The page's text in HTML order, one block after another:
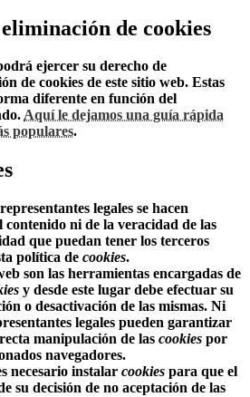
de cookies
ejercer su derecho de
de cookies de este sitio web. Estas
diferente en función del
Aquí le dejamos una guía rápida
populares.
legales se hacen
contenido ni de la veracidad de las
que puedan tener los terceros
política de cookies.
son las herramientas encargadas de
y desde este lugar debe efectuar su
o desactivación de las mismas. Ni
legales pueden garantizar
manipulación de las cookies por
navegadores.
necesario instalar cookies para que el
su decisión de no aceptación de las